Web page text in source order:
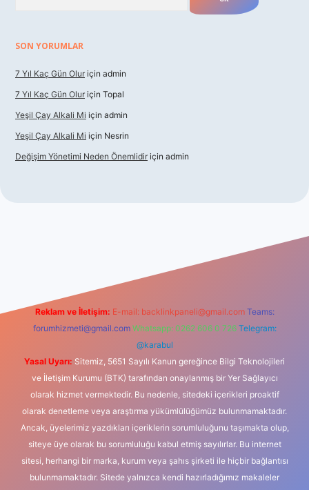
SON YORUMLAR
7 Yıl Kaç Gün Olur için admin
7 Yıl Kaç Gün Olur için Topal
Yeşil Çay Alkali Mi için admin
Yeşil Çay Alkali Mi için Nesrin
Değişim Yönetimi Neden Önemlidir için admin
Reklam ve İletişim: E-mail: backlinkpaneli@gmail.com Teams:
forumhizmeti@gmail.com Whatsapp: 0262 606 0 726 Telegram:
@karabul
Yasal Uyarı: Sitemiz, 5651 Sayılı Kanun gereğince Bilgi Teknolojileri
ve İletişim Kurumu (BTK) tarafından onaylanmış bir Yer Sağlayıcı
olarak hizmet vermektedir. Bu nedenle, sitedeki içerikleri proaktif
olarak denetleme veya araştırma yükümlülüğümüz bulunmamaktadır.
Ancak, üyelerimiz yazdıkları içeriklerin sorumluluğunu taşımakta olup,
siteye üye olarak bu sorumluluğu kabul etmiş sayılırlar. Bu internet
sitesi, herhangi bir marka, kurum veya şahıs şirketi ile hiçbir bağlantısı
bulunmamaktadır. Sitede yalnızca kendi hazırladığımız makaleler